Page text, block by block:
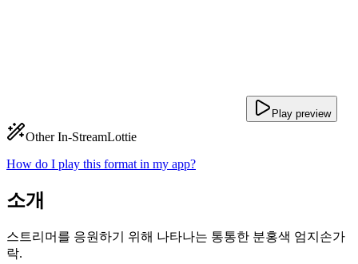
Play preview
Other In-StreamLottie
How do I play this format in my app?
소개
스트리머를 응원하기 위해 나타나는 통통한 분홍색 엄지손가
락.